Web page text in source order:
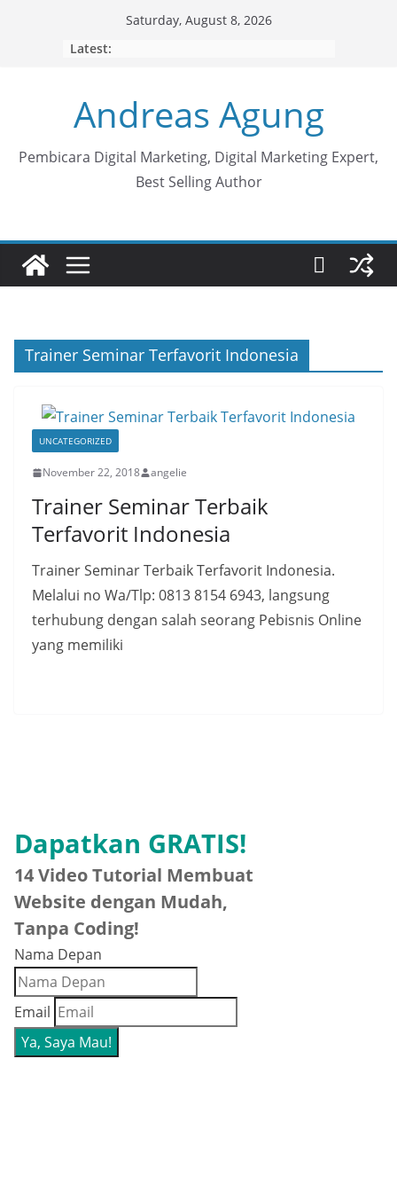
Saturday, August 8, 2026
Latest:
Andreas Agung
Pembicara Digital Marketing, Digital Marketing Expert,
Best Selling Author
Trainer Seminar Terfavorit Indonesia
UNCATEGORIZED
November 22, 2018 angelie
Trainer Seminar Terbaik
Terfavorit Indonesia
Trainer Seminar Terbaik Terfavorit Indonesia.
Melalui no Wa/Tlp: 0813 8154 6943, langsung
terhubung dengan salah seorang Pebisnis Online
yang memiliki
Dapatkan GRATIS!
14 Video Tutorial Membuat
Website dengan Mudah,
Tanpa Coding!
Nama Depan
Email